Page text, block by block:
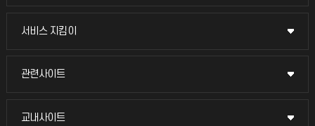
교무회의방송
서비스 지킴이
서비스 지킴이
묻고 답하기
관련사이트
관련사이트
국방헬프콜
교내사이트
교내사이트